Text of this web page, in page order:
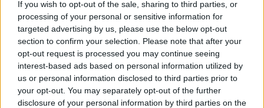
If you wish to opt-out of the sale, sharing to third parties, or
processing of your personal or sensitive information for
targeted advertising by us, please use the below opt-out
section to confirm your selection. Please note that after your
opt-out request is processed you may continue seeing
interest-based ads based on personal information utilized by
us or personal information disclosed to third parties prior to
your opt-out. You may separately opt-out of the further
disclosure of your personal information by third parties on the
Video on the ground shows chaos as
commuters try to navigate street closures
due to a Midtown building caving in. See the
latest:
https://t.co/lgH632z6TN
pic.twitter.com/1bIayKdMN5
— PIX11 News (@PIX11News)July 7, 2026